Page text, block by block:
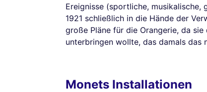
Ereignisse (sportliche,
1921 schließlich in die Hände der
große Pläne für die Orangerie, da
unterbringen wollte, das damals das
Monets Installationen